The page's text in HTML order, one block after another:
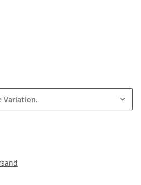
Variation.